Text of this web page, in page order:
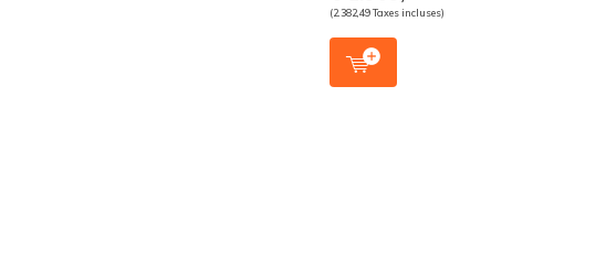
(2.382,49 Taxes incluses)